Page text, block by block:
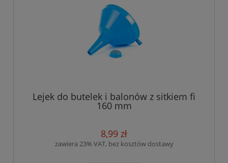
Lejek do butelek i balonów z sitkiem fi
160 mm
8,99 zł
zawiera 23% VAT, bez kosztów dostawy